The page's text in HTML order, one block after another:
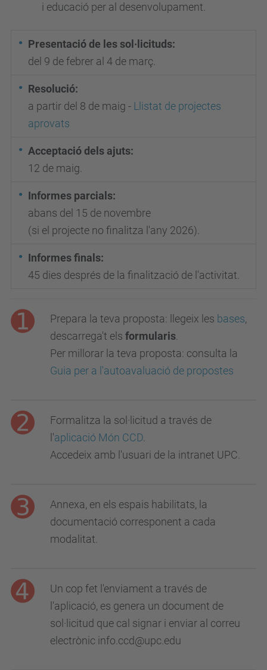
i educació per al desenvolupament.
Presentació de les sol·licituds:
del 9 de febrer al 4 de març.
Resolució:
a partir del 8 de maig - Llistat de projectes
aprovats
Acceptació dels ajuts:
12 de maig.
Informes parcials:
abans del 15 de novembre
(si el projecte no finalitza l'any 2026).
Informes finals:
45 dies després de la finalització de l'activitat.
Prepara la teva proposta: llegeix les bases,
descarrega't els formularis
Per millorar la teva proposta: consulta la
Guia per a l'autoavaluació de propostes
Formalitza la sol·licitud a través de
l'aplicació Món CCD
Accedeix amb l'usuari de la intranet UPC.
Annexa, en els espais habilitats, la
documentació corresponent a cada
modalitat.
Un cop fet l'enviament a través de
l'aplicació, es genera un document de
sol·licitud que cal signar i enviar al correu
electrònic info.ccd@upc.edu